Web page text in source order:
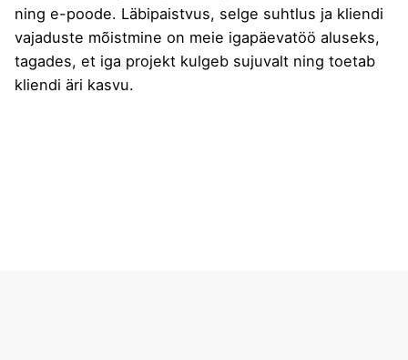
ning e-poode. Läbipaistvus, selge suhtlus ja kliendi
vajaduste mõistmine on meie igapäevatöö aluseks,
tagades, et iga projekt kulgeb sujuvalt ning toetab
kliendi äri kasvu.